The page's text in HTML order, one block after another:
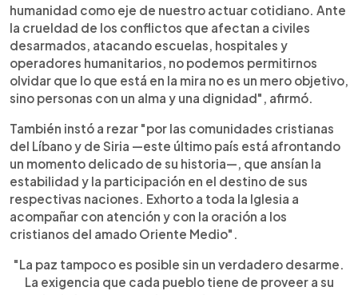
humanidad como eje de nuestro actuar cotidiano. Ante
la crueldad de los conflictos que afectan a civiles
desarmados, atacando escuelas, hospitales y
operadores humanitarios, no podemos permitirnos
olvidar que lo que está en la mira no es un mero objetivo,
sino personas con un alma y una dignidad", afirmó.
También instó a rezar "por las comunidades cristianas
del Líbano y de Siria —este último país está afrontando
un momento delicado de su historia—, que ansían la
estabilidad y la participación en el destino de sus
respectivas naciones. Exhorto a toda la Iglesia a
acompañar con atención y con la oración a los
cristianos del amado Oriente Medio".
"La paz tampoco es posible sin un verdadero desarme.
La exigencia que cada pueblo tiene de proveer a su